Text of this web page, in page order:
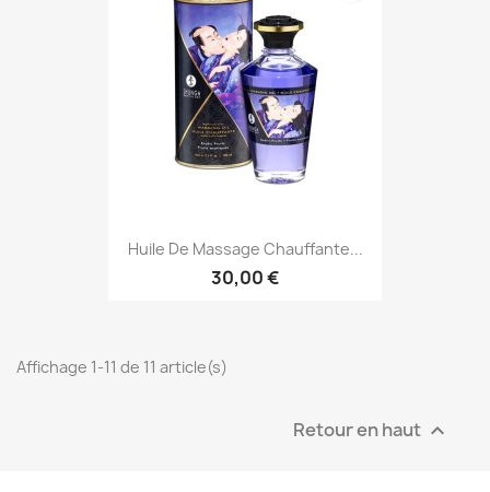
Huile De Massage Chauffante...
30,00 €
Affichage 1-11 de 11 article(s)
Retour en haut 